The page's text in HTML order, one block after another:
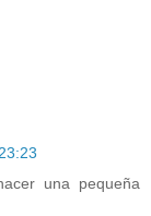
una pequeña